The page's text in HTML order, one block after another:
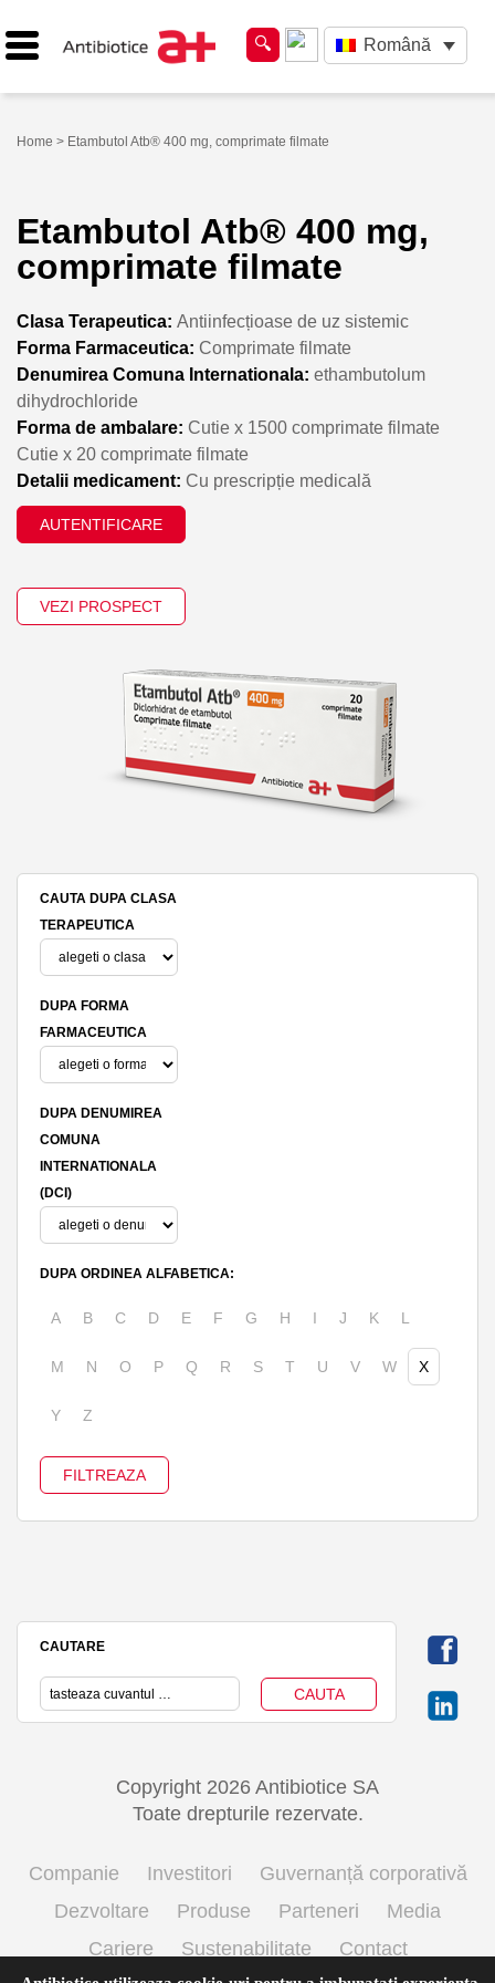
Română
Home > Etambutol Atb® 400 mg, comprimate filmate
Etambutol Atb® 400 mg,
comprimate filmate
Clasa Terapeutica: Antiinfecțioase de uz sistemic
Forma Farmaceutica: Comprimate filmate
Denumirea Comuna Internationala: ethambutolum
dihydrochloride
Forma de ambalare: Cutie x 1500 comprimate filmate
Cutie x 20 comprimate filmate
Detalii medicament: Cu prescripție medicală
AUTENTIFICARE
VEZI PROSPECT
CAUTA DUPA CLASA
TERAPEUTICA
DUPA FORMA
FARMACEUTICA
DUPA DENUMIREA
COMUNA
INTERNATIONALA
(DCI)
DUPA ORDINEA ALFABETICA:
A B C D E F G H I J K L
M N O P Q R S T U V W X
Y Z
CAUTARE
Copyright 2026 Antibiotice SA
Toate drepturile rezervate.
Companie Investitori
Guvernanță corporativă
Dezvoltare
Produse Parteneri
Media
Cariere
Sustenabilitate
Contact